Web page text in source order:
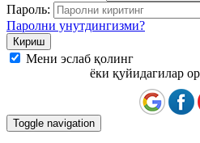
Пароль:
Паролни унутдингизми?
Мени эслаб қолинг
ёки қуйидагилар
Toggle navigation